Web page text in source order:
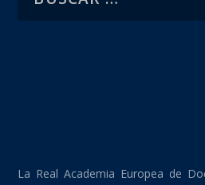
La Real Academia Europea de